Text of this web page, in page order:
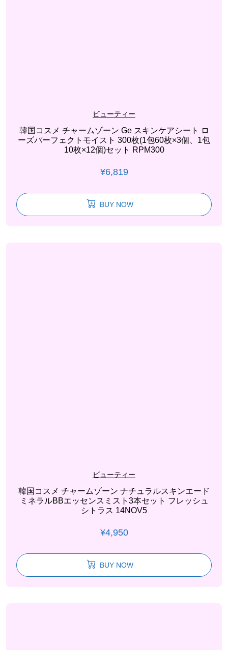
ビューティー
韓国コスメ チャームゾーン Ge スキンケアシート ロ
ーズパーフェクトモイスト 300枚(1包60枚×3個、1包
10枚×12個)セット RPM300
¥6,819
BUY NOW
ビューティー
韓国コスメ チャームゾーン ナチュラルスキンエード
ミネラルBBエッセンスミスト3本セット フレッシュ
シトラス 14NOV5
¥4,950
BUY NOW